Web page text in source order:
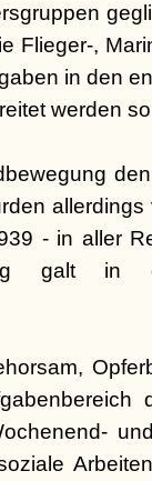
Flieger-,
in den
werden
- in aller
galt in